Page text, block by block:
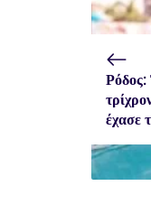
έχασε